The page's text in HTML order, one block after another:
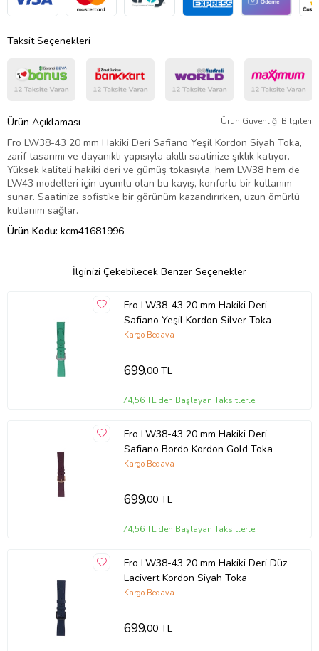
Taksit Seçenekleri
Ürün Açıklaması Ürün Güvenliği Bilgileri
Fro LW38-43 20 mm Hakiki Deri Safiano Yeşil Kordon Siyah Toka,
zarif tasarımı ve dayanıklı yapısıyla akıllı saatinize şıklık katıyor.
Yüksek kaliteli hakiki deri ve gümüş tokasıyla, hem LW38 hem de
LW43 modelleri için uyumlu olan bu kayış, konforlu bir kullanım
sunar. Saatinize sofistike bir görünüm kazandırırken, uzun ömürlü
kullanım sağlar.
Ürün Kodu: kcm41681996
İlginizi Çekebilecek Benzer Seçenekler
Fro LW38-43 20 mm Hakiki Deri
Safiano Yeşil Kordon Silver Toka
Kargo Bedava
699,00 TL
74,56 TL'den Başlayan Taksitlerle
Fro LW38-43 20 mm Hakiki Deri
Safiano Bordo Kordon Gold Toka
Kargo Bedava
699,00 TL
74,56 TL'den Başlayan Taksitlerle
Fro LW38-43 20 mm Hakiki Deri Düz
Lacivert Kordon Siyah Toka
Kargo Bedava
699,00 TL